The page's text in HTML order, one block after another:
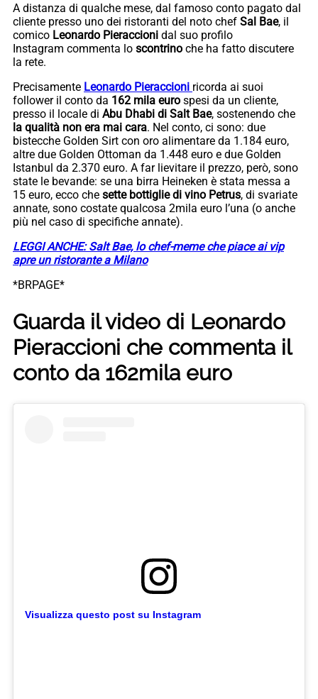
A distanza di qualche mese, dal famoso conto pagato dal
cliente presso uno dei ristoranti del noto chef Sal Bae, il
comico Leonardo Pieraccioni dal suo profilo
Instagram commenta lo scontrino che ha fatto discutere
la rete.
Precisamente Leonardo Pieraccioni ricorda ai suoi
follower il conto da 162 mila euro spesi da un cliente,
presso il locale di Abu Dhabi di Salt Bae, sostenendo che
la qualità non era mai cara. Nel conto, ci sono: due
bistecche Golden Sirt con oro alimentare da 1.184 euro,
altre due Golden Ottoman da 1.448 euro e due Golden
Istanbul da 2.370 euro. A far lievitare il prezzo, però, sono
state le bevande: se una birra Heineken è stata messa a
15 euro, ecco che sette bottiglie di vino Petrus, di svariate
annate, sono costate qualcosa 2mila euro l’una (o anche
più nel caso di specifiche annate).
LEGGI ANCHE: Salt Bae, lo chef-meme che piace ai vip
apre un ristorante a Milano
*BRPAGE*
Guarda il video di Leonardo
Pieraccioni che commenta il
conto da 162mila euro
Visualizza questo post su Instagram